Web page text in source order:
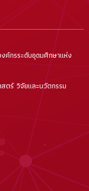
ค์กรระดับอุดมศึกษาแห่ง
ตร์ วิจัยและนวัตกรรม